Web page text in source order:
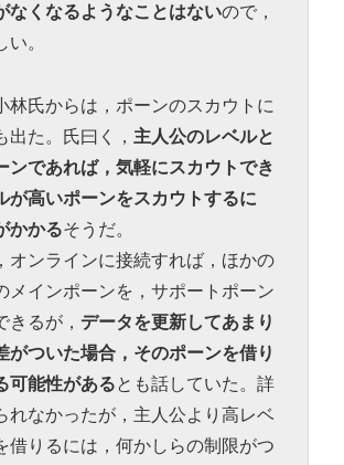
なくなるようなことはないので，
。
氏からは，ポーンのスカウトに
出た。氏曰く， 主人公のレベルと
ンであれば，気軽にスカウトでき
が高いポーンをスカウトするに
かかるそうだ。
ンラインに接続すれば，ほかの
メインポーンを，サポートポーン
きるが， データを更新してあまり
がついた場合，そのポーンを借り
可能性があるとも話していた。詳
れなかったが，主人公より高レベ
借りるには，何かしらの制限がつ